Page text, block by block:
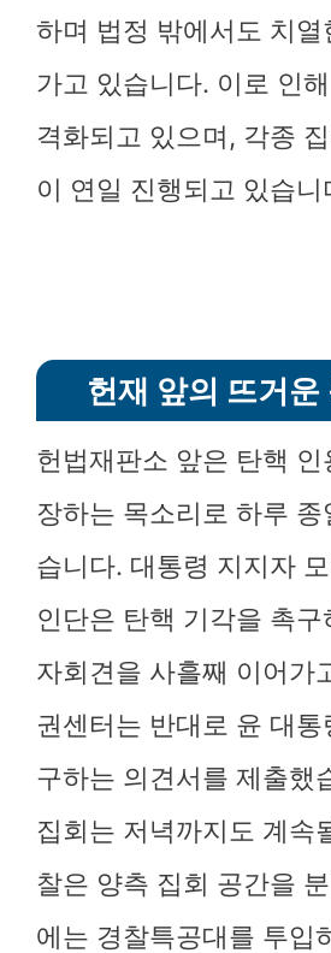
하며 법정 밖에서도 치열
가고 있습니다. 이로 인
격화되고 있으며, 각종
이 연일 진행되고 있습니
헌재 앞의 뜨거운
헌법재판소 앞은 탄핵
장하는 목소리로 하루 종
습니다. 대통령 지지자
인단은 탄핵 기각을 촉구
자회견을 사흘째 이어가
권센터는 반대로 윤 대통
구하는 의견서를 제출했
집회는 저녁까지도 계속
찰은 양측 집회 공간을
에는 경찰특공대를 투입